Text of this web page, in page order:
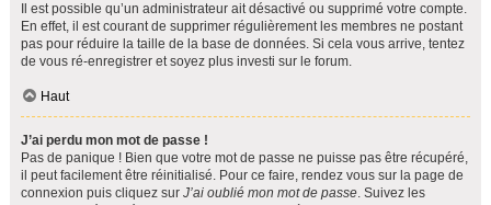
Il est possible qu’un administrateur ait désactivé ou supprimé votre compte.
En effet, il est courant de supprimer régulièrement les membres ne postant
pas pour réduire la taille de la base de données. Si cela vous arrive, tentez
de vous ré-enregistrer et soyez plus investi sur le forum.
Haut
J’ai perdu mon mot de passe !
Pas de panique ! Bien que votre mot de passe ne puisse pas être récupéré,
il peut facilement être réinitialisé. Pour ce faire, rendez vous sur la page de
connexion puis cliquez sur J’ai oublié mon mot de passe. Suivez les